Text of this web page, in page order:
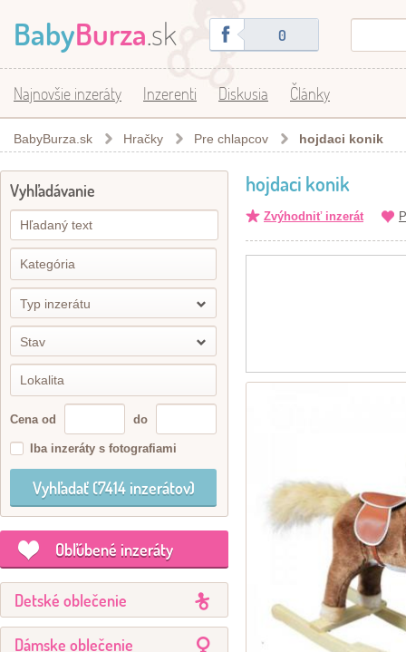
BabyBurza.sk 0
Najnovšie inzeráty Inzerenti Diskusia Články
BabyBurza.sk Hračky Pre chlapcov hojdaci konik
Vyhľadávanie
Typ inzerátu
Stav
Cena od do
Iba inzeráty s fotografiami
Obľúbené inzeráty
Detské oblečenie
Dámske oblečenie
hojdaci konik
Zvýhodniť inzerát